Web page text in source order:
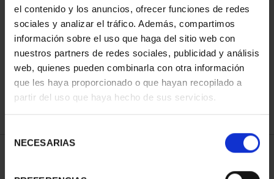
el contenido y los anuncios, ofrecer funciones de redes
sociales y analizar el tráfico. Además, compartimos
información sobre el uso que haga del sitio web con
nuestros partners de redes sociales, publicidad y análisis
web, quienes pueden combinarla con otra información
que les haya proporcionado o que hayan recopilado a
partir del uso que haya hecho de sus servicios.
NECESARIAS
SORT BY:
REFINE